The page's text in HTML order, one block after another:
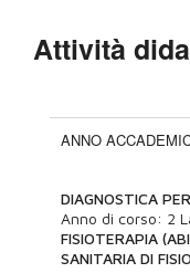
Attività
ANNO
DIAGNOSTICA
Anno di corso: 2
FISIOTERAPIA
SANITARIA DI